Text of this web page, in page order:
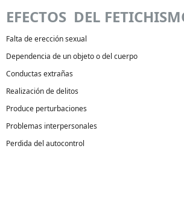
EFECTOS DEL
Falta de erección sexual
Dependencia de un objeto o del cuerpo
Conductas extrañas
Realización de delitos
Produce perturbaciones
Problemas interpersonales
Perdida del autocontrol